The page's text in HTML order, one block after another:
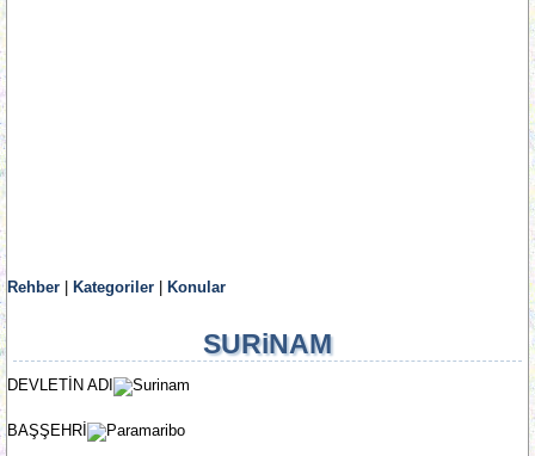
Rehber Kategoriler Konular
SURiNAM
DEVLETİN ADI Surinam
BAŞŞEHRİ Paramaribo